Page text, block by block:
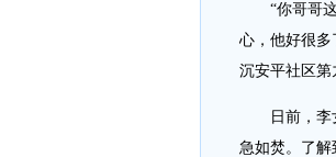
“你哥哥这
心，他好很多
沉安平社区第
日前，李女
急如焚。了解